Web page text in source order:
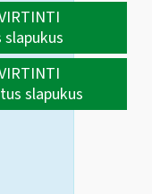
slapukus
slapukus